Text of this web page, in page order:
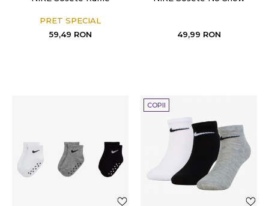
PRET SPECIAL
59,49 RON 49,99 RON
COPII